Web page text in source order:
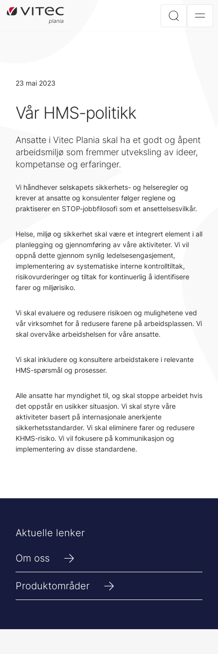
23 mai 2023
Vår HMS-politikk
Ansatte i Vitec Plania skal ha et godt og åpent
arbeidsmiljø som fremmer utveksling av ideer,
kompetanse og erfaringer.
Vi håndhever selskapets sikkerhets- og helseregler og
krever at ansatte og konsulenter følger reglene og
praktiserer en STOP-jobbfilosofi som et ansettelsesvilkår.
Helse, miljø og sikkerhet skal være et integrert element i all
planlegging og gjennomføring av våre aktiviteter. Vi vil
oppnå dette gjennom synlig ledelsesengasjement,
implementering av systematiske interne kontrolltiltak,
risikovurderinger og tiltak for kontinuerlig å identifisere
farer og miljørisiko.
Vi skal evaluere og redusere risikoen og mulighetene ved
vår virksomhet for å redusere farene på arbeidsplassen. Vi
skal overvåke arbeidshelsen for våre ansatte.
Vi skal inkludere og konsultere arbeidstakere i relevante
HMS-spørsmål og prosesser.
Alle ansatte har myndighet til, og skal stoppe arbeidet hvis
det oppstår en usikker situasjon. Vi skal styre våre
aktiviteter basert på internasjonale anerkjente
sikkerhetsstandarder. Vi skal eliminere farer og redusere
KHMS-risiko. Vi vil fokusere på kommunikasjon og
implementering av disse standardene.
Aktuelle lenker
Om oss
Produktområder